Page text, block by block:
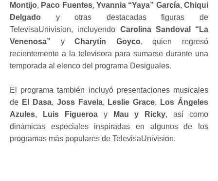
Montijo, Paco Fuentes,Yvannia “Yaya” García,Chiqui
Delgado y otras destacadas figuras de
TelevisaUnivision, incluyendo Carolina Sandoval “La
Venenosa” yCharytín Goyco, quien regresó
recientemente a la televisora para sumarse durante una
temporada al elenco del programa Desiguales.
El programa también incluyó presentaciones musicales
de El Dasa, Joss Favela, Leslie Grace,
Los Ángeles
Azules, Luis Figueroay Mau y Ricky, así como
dinámicas especiales inspiradas en algunos de los
programas más populares de TelevisaUnivision.